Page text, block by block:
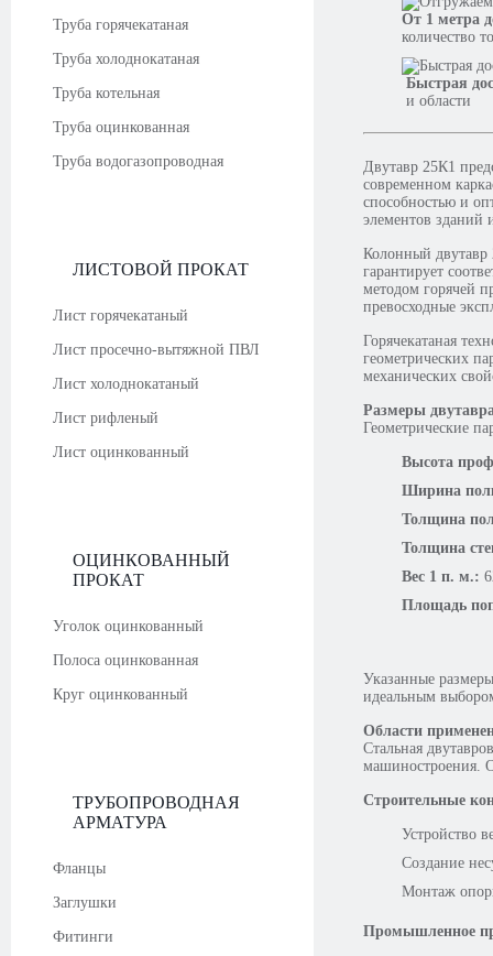
Труба горячекатаная
Труба холоднокатаная
Труба котельная
Труба оцинкованная
Труба водогазопроводная
ЛИСТОВОЙ ПРОКАТ
Лист горячекатаный
Лист просечно-вытяжной ПВЛ
Лист холоднокатаный
Лист рифленый
Лист оцинкованный
ОЦИНКОВАННЫЙ
ПРОКАТ
Уголок оцинкованный
Полоса оцинкованная
Круг оцинкованный
ТРУБОПРОВОДНАЯ
АРМАТУРА
Фланцы
Заглушки
Фитинги
От 1 метра
количество
Быстрая
и области
Двутавр 25К1
современном
способностью и
элементов зданий
Колонный двутавр
гарантирует
методом горячей
превосходные
Горячекатаная
геометрических
механических
Размеры
Геометрические
Высота
Ширина
Толщина
Толщина
Вес 1 п. м.:
Площадь
Указанные
идеальным
Области
Стальная
машиностроения.
Строительные
Устройство
Создание
Монтаж
Промышленное